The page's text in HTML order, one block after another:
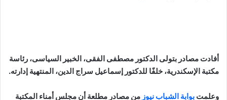
أفادت مصادر بتولى الدكتور مصطفى الفقى، الخبير السياسى، رئاسة
مكتبة الإسكندرية، خلفًا للدكتور إسماعيل سراج الدين، المنتهية إدارته.
وعلمت بوابة الشباب نيوز من مصادر مطلعة أن مجلس أمناء المكتبة